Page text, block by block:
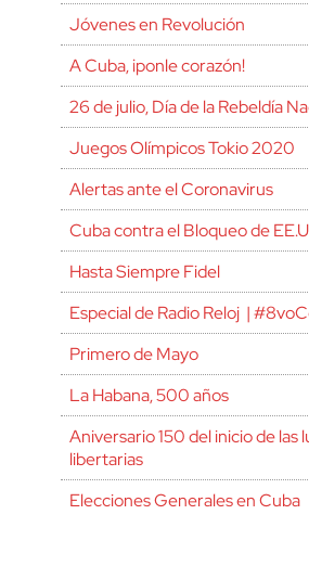
Jóvenes en Revolución
A Cuba, ¡ponle corazón!
26 de julio, Día de la Rebeldía
Juegos Olímpicos Tokio 2020
Alertas ante el Coronavirus
Cuba contra el Bloqueo de
Hasta Siempre Fidel
Especial de Radio Reloj |
Primero de Mayo
La Habana, 500 años
Aniversario 150 del inicio de las
libertarias
Elecciones Generales en Cuba